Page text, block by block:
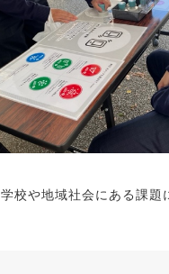
校や地域社会にある課題